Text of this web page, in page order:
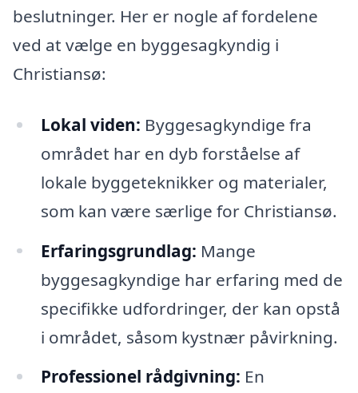
beslutninger. Her er nogle af fordelene
ved at vælge en byggesagkyndig i
Christiansø:
Lokal viden: Byggesagkyndige fra
området har en dyb forståelse af
lokale byggeteknikker og materialer,
som kan være særlige for Christiansø.
Erfaringsgrundlag: Mange
byggesagkyndige har erfaring med de
specifikke udfordringer, der kan opstå
i området, såsom kystnær påvirkning.
Professionel rådgivning: En